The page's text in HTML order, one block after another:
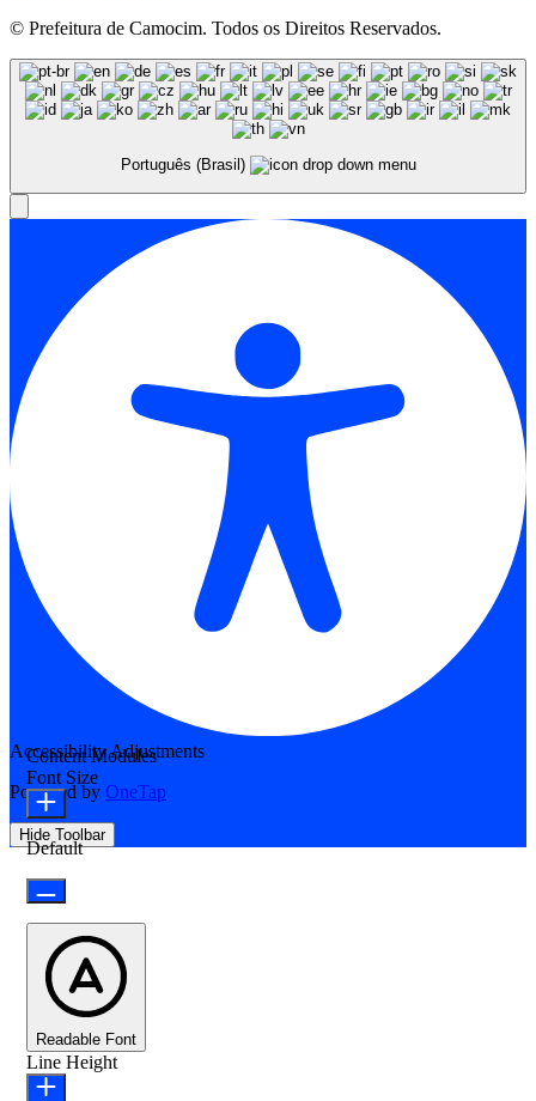
© Prefeitura de Camocim. Todos os Direitos Reservados.
Português (Brasil)
Accessibility Adjustments
Powered by OneTap
Hide Toolbar
Content Modules
Font Size
Default
Readable Font
Line Height